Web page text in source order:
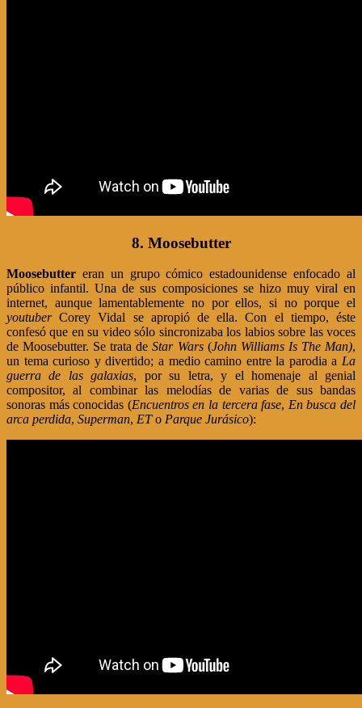
8. Moosebutter
Moosebutter eran un grupo cómico estadounidense enfocado al
público infantil. Una de sus composiciones se hizo muy viral en
internet, aunque lamentablemente no por ellos, si no porque el
youtuberCorey Vidal se apropió de ella. Con el tiempo, éste
confesó que en su video sólo sincronizaba los labios sobre las voces
de Moosebutter. Se trata deStar Wars(John Williams Is The Man),
un tema curioso y divertido; a medio camino entre la parodia a La
guerra de las galaxias, por su letra, y el homenaje al genial
compositor, al combinar las melodías de varias de sus bandas
sonoras más conocidas (Encuentros en la tercera fase, En busca del
arca perdida, Superman, ETo Parque Jurásico):